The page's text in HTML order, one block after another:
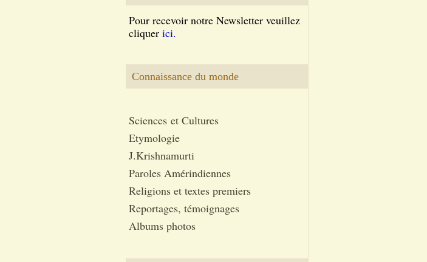
Pour recevoir notre Newsletter veuillez
cliquer ici.
Connaissance du monde
Sciences et Cultures
Etymologie
J.Krishnamurti
Paroles Amérindiennes
Religions et textes premiers
Reportages, témoignages
Albums photos